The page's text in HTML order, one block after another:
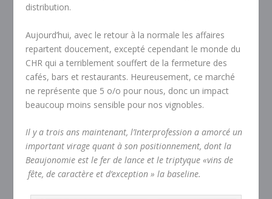
distribution.
Aujourd’hui, avec le retour à la normale les affaires
repartent doucement, excepté cependant le monde du
CHR qui a terriblement souffert de la fermeture des
cafés, bars et restaurants. Heureusement, ce marché
ne représente que 5 o/o pour nous, donc un impact
beaucoup moins sensible pour nos vignobles.
Il y a trois ans maintenant, l’Interprofession a amorcé un
important virage quant à son positionnement, dont la
Beaujonomie est le fer de lance et le triptyque «vins de
fête, de caractère et d’exception » la baseline.